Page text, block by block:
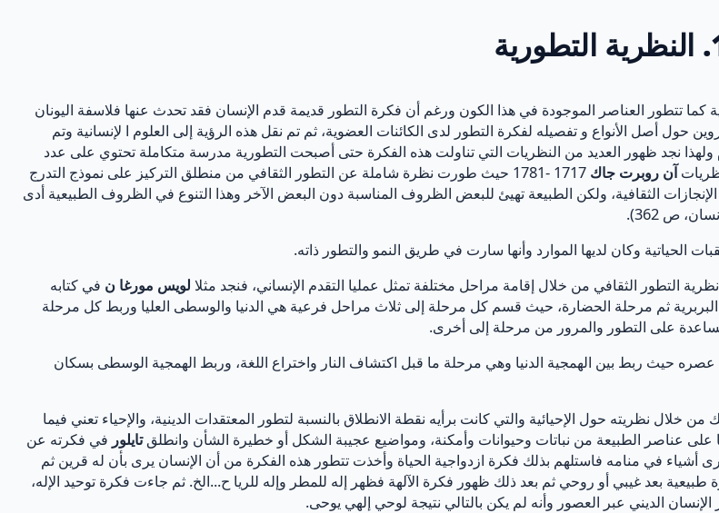
تتطور العناصر الموجودة في هذا الكون ورغم أن فكرة التطور قديمة قدم الإنسان فقد تحدث عنها فلاسفة اليونان
حول أصل الأنواع و تفصيله لفكرة التطور لدى الكائنات العضوية، ثم تم نقل هذه الرؤية إلى العلوم ا لإنسانية وتم
نجد ظهور العديد من النظريات التي تناولت هذه الفكرة حتى أصبحت التطورية مدرسة متكاملة تحتوي على عدد
آن روبرت جاك
1717 -1781 حيث طورت نظرة شاملة عن التطور الثقافي من منطلق التركيز على نموذج التدرج
الثقافية، ولكن الطبيعة تهيئ للبعض الظروف المناسبة دون البعض الآخر وهذا التنوع في الظروف الطبيعية أدى
ص 362).
وكان لديها الموارد وأنها سارت في طريق النمو والتطور ذاته.
التطور الثقافي من خلال إقامة مراحل مختلفة تمثل عمليا التقدم الإنساني، فنجد مثلا لويس مورغا ن في كتابه
ثم مرحلة الحضارة، حيث قسم كل مرحلة إلى ثلاث مراحل فرعية هي الدنيا والوسطى العليا وربط كل مرحلة
على التطور والمرور من مرحلة إلى أخرى.
حيث ربط بين الهمجية الدنيا وهي مرحلة ما قبل اكتشاف النار واختراع اللغة، وربط الهمجية الوسطى بسكان
نظريته حول الإحيائية والتي كانت برأيه نقطة الانطلاق بالنسبة لتطور المعتقدات الدينية، والإحياء تعني فيما
على عناصر الطبيعة من نباتات وحيوانات وأمكنة، ومواضيع عجيبة الشكل أو خطيرة الشأن وانطلقتايلور في فكرته عن
أشياء في منامه فاستلهم بذلك فكرة ازدواجية الحياة وأخذت تتطور هذه الفكرة من أن الإنسان يرى بأن له قرين ثم
طبيعية بعد غيبي أو روحي ثم بعد ذلك ظهور فكرة الآلهة فظهر إله للمطر وإله للريا ح...الخ. ثم جاءت فكرة توحيد الإله،
الإنسان الديني عبر العصور وأنه لم يكن بالتالي نتيجة لوحي إلهي يوحى.